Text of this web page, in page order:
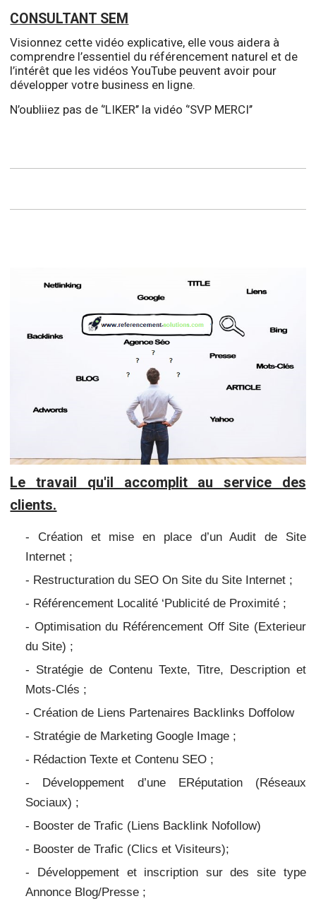
CONSULTANT SEM
Visionnez cette vidéo explicative, elle vous aidera à
comprendre l’essentiel du référencement naturel et de
l’intérêt que les vidéos YouTube peuvent avoir pour
développer votre business en ligne.
N’oubliiez pas de ‘’LIKER’’ la vidéo ‘’SVP MERCI’’
Le travail qu'il accomplit au service des
clients.
- Création et mise en place d’un Audit de Site
Internet ;
- Restructuration du SEO On Site du Site Internet ;
- Référencement Localité ‘Publicité de Proximité ;
- Optimisation du Référencement Off Site (Exterieur
du Site) ;
- Stratégie de Contenu Texte, Titre, Description et
Mots-Clés ;
- Création de Liens Partenaires Backlinks Doffolow
- Stratégie de Marketing Google Image ;
- Rédaction Texte et Contenu SEO ;
- Développement d’une ERéputation (Réseaux
Sociaux) ;
- Booster de Trafic (Liens Backlink Nofollow)
- Booster de Trafic (Clics et Visiteurs);
- Développement et inscription sur des site type
Annonce Blog/Presse ;